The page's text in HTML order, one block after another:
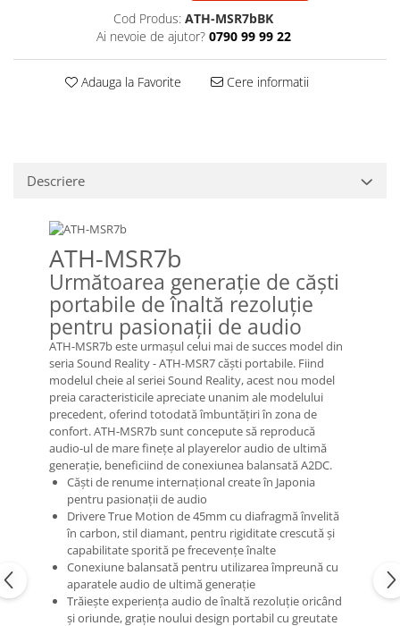
Casti fara fir
Headset-uri si lavaliere
Microfoane de captura
Microfoane pentru instrumente
Microfoane USB - Podcast, Gaming
Seturi de microfoane
Sisteme wireless
Mixere
Accesorii mixere
Mixere analogice
Mixere digitale
Mixere pentru DJ
Monitorizare In-Ear
Stative pentru Boxe
Stative pentru Microfoane
Cod Produs: ATH-MSR7bBK
Ai nevoie de ajutor? 0790 99 99 22
Adauga la Favorite Cere informatii
Descriere
ATH-MSR7b
Următoarea generație de căști
portabile de înaltă rezoluție
pentru pasionații de audio
ATH-MSR7b este urmașul celui mai de succes model din
seria Sound Reality - ATH-MSR7 căști portabile. Fiind
modelul cheie al seriei Sound Reality, acest nou model
preia caracteristicile apreciate unanim ale modelului
precedent, oferind totodată îmbuntățiri în zona de
confort. ATH-MSR7b sunt concepute să reproducă
audio-ul de mare finețe al playerelor audio de ultimă
generație, beneficiind de conexiunea balansată A2DC.
Căști de renume internațional create în Japonia
pentru pasionații de audio
Drivere True Motion de 45mm cu diafragmă învelită
în carbon, stil diamant, pentru rigiditate crescută și
capabilitate sporită pe frecevențe înalte
Conexiune balansată pentru utilizarea împreună cu
aparatele audio de ultimă generație
Trăiește experiența audio de înaltă rezoluție oricând
și oriunde, grație noului design portabil cu greutate